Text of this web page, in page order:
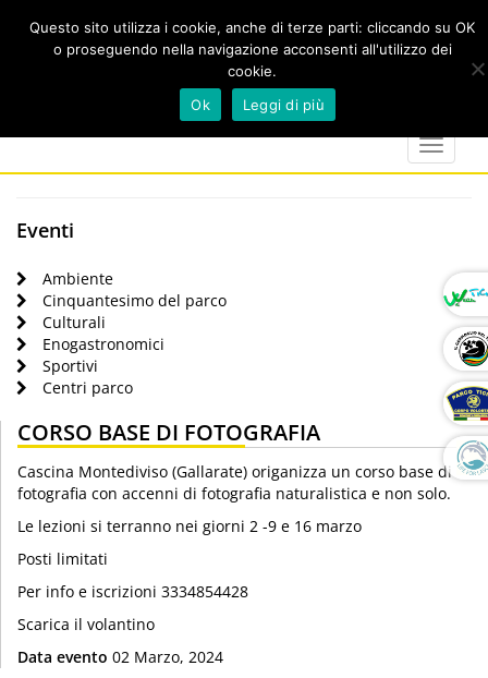
marker
calendar
Toggle
Eventi
Ambiente
Cinquantesimo del parco
Culturali
Enogastronomici
Sportivi
Centri parco
CORSO BASE DI FOTOGRAFIA
Cascina Montediviso (Gallarate) origanizza un corso base di
fotografia con accenni di fotografia naturalistica e non solo.
Le lezioni si terranno nei giorni 2 -9 e 16 marzo
Posti limitati
Per info e iscrizioni 3334854428
Scarica il volantino
Data evento 02 Marzo, 2024
Questo sito utilizza i cookie, anche di terze parti: cliccando su OK
o proseguendo nella navigazione acconsenti all'utilizzo dei
cookie.
Ok
Leggi di più